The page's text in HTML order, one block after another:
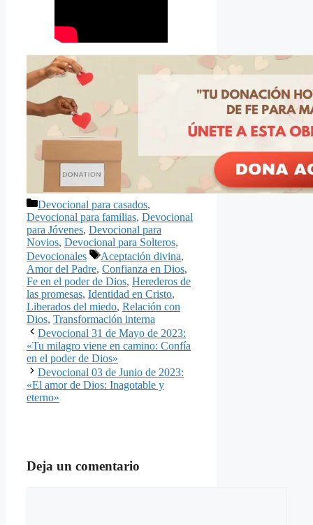
Categorías
Devocional para casados,
Devocional para familias, Devocional
para Jóvenes, Devocional para
Novios, Devocional para Solteros,
Devocionales
Etiquetas
Aceptación divina,
Amor del Padre, Confianza en Dios,
Fe en el poder de Dios, Herederos de
las promesas, Identidad en Cristo,
Liberados del miedo, Relación con
Dios, Transformación interna
Devocional 31 de Mayo de 2023:
«Tu milagro viene en camino: Confía
en el poder de Dios»
Devocional 03 de Junio de 2023:
«El amor de Dios: Inagotable y
eterno»
Deja un comentario